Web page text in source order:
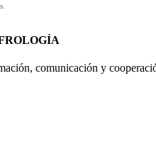
comunicación y